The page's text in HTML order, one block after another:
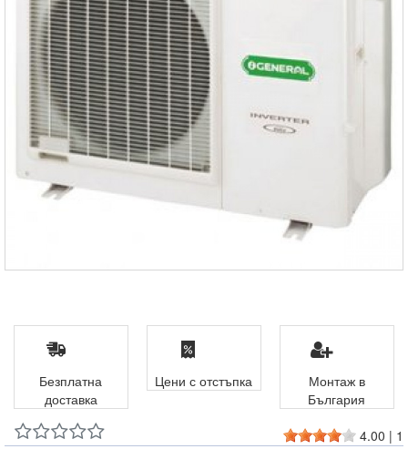
4.00 | 1
Безплатна
доставка
Цени с отстъпка
Монтаж в
България